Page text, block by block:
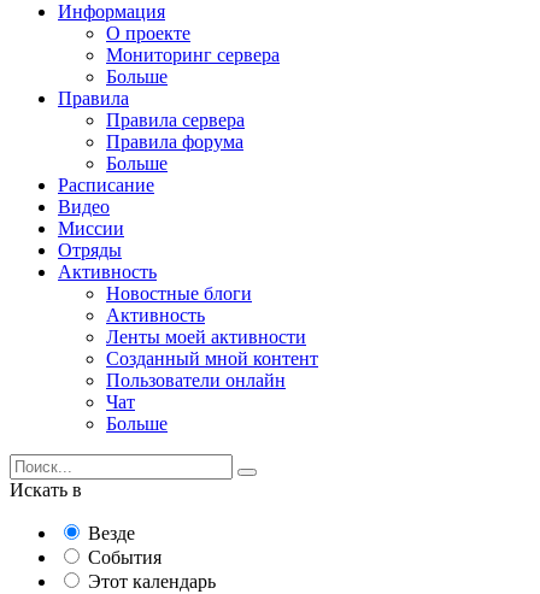
Информация
О проекте
Мониторинг сервера
Больше
Правила
Правила сервера
Правила форума
Больше
Расписание
Видео
Миссии
Отряды
Активность
Новостные блоги
Активность
Ленты моей активности
Созданный мной контент
Пользователи онлайн
Чат
Больше
Искать в
Везде
События
Этот календарь